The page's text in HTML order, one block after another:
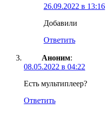
26.09.2022 в 13:16
Добавили
Ответить
Аноним:
08.05.2022 в 04:22
Есть мультиплеер?
Ответить